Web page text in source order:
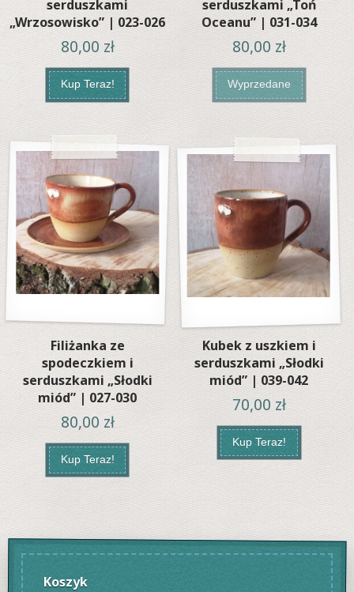
serduszkami
„Wrzosowisko” | 023-026
80,00 zł
Kup Teraz!
serduszkami „Toń
Oceanu” | 031-034
80,00 zł
Wyprzedane
Filiżanka ze
spodeczkiem i
serduszkami „Słodki
miód” | 027-030
80,00 zł
Kup Teraz!
Kubek z uszkiem i
serduszkami „Słodki
miód” | 039-042
70,00 zł
Kup Teraz!
Koszyk